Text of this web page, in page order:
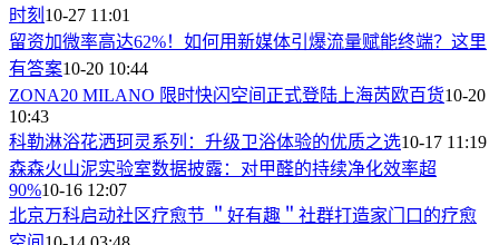
时刻 10-27 11:01
留资加微率高达62%！如何用新媒体引爆流量赋能终端？这里
有答案10-20 10:44
ZONA20 MILANO 限时快闪空间正式登陆上海芮欧百货10-20
10:43
科勒淋浴花洒珂灵系列：升级卫浴体验的优质之选10-17 11:19
森森火山泥实验室数据披露：对甲醛的持续净化效率超
90%10-16 12:07
北京万科启动社区疗愈节 ＂好有趣＂社群打造家门口的疗愈